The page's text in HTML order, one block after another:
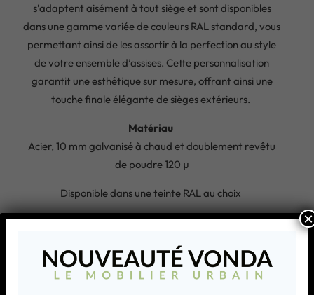
s’adaptent aisément à tout siège et sont disponibles
dans une gamme variée de couleurs RAL standard, vous
permettant ainsi de les assortir à la perfection au style
de votre ensemble d’assises. Cette personnalisation
garantit une esthétique sur mesure, offrant ainsi une
touche finale élégante de sièges extérieurs.
Matériau
Acier, 10 mm galvanisé à chaud et doublement revêtu
de poudre 120 µ
Disponible dans une teinte RAL au choix
Produits similaires
×